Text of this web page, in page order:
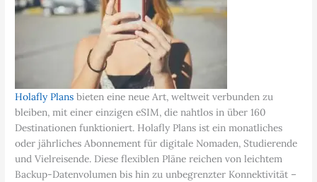
Holafly Plans bieten eine neue Art, weltweit verbunden zu
bleiben, mit einer einzigen eSIM, die nahtlos in über 160
Destinationen funktioniert. Holafly Plans ist ein monatliches
oder jährliches Abonnement für digitale Nomaden, Studierende
und Vielreisende. Diese flexiblen Pläne reichen von leichtem
Backup-Datenvolumen bis hin zu unbegrenzter Konnektivität –